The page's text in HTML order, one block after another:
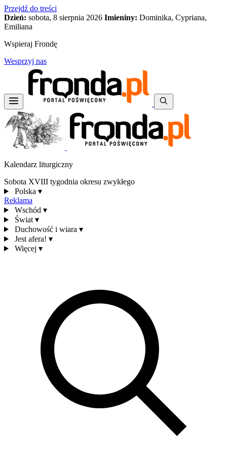
Przejdź do treści
Dzień: sobota, 8 sierpnia 2026 Imieniny: Dominika, Cypriana,
Emiliana
Wspieraj Frondę
Wesprzyj nas
Kalendarz liturgiczny
Sobota XVIII tygodnia okresu zwykłego
Polska ▾
Reklama
Wschód ▾
Świat ▾
Duchowość i wiara ▾
Jest afera! ▾
Więcej ▾